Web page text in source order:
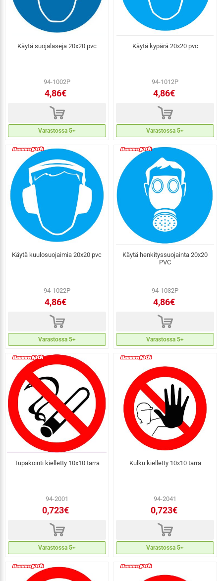
Käytä suojalaseja 20x20 pvc
94-1002P
4,86€
d
Varastossa 5+
Käytä kypärä 20x20 pvc
94-1012P
4,86€
d
Varastossa 5+
Käytä kuulosuojaimia 20x20 pvc
94-1022P
4,86€
d
Varastossa 5+
Käytä henkityssuojainta 20x20
PVC
94-1032P
4,86€
d
Varastossa 5+
Tupakointi kielletty 10x10 tarra
94-2001
0,723€
d
Varastossa 5+
Kulku kielletty 10x10 tarra
94-2041
0,723€
d
Varastossa 5+